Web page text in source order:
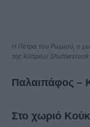
Η Πέτρα του Ρωμιού, ο
της Κύπρου/ Shutterstock
Παλαιπάφος –
Στο χωριό